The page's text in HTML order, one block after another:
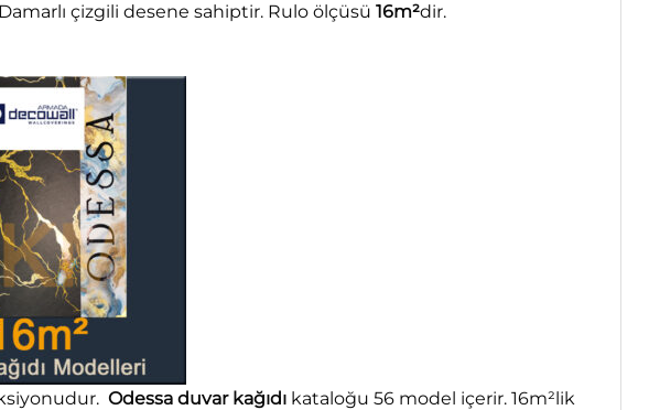
çizgili desene sahiptir. Rulo ölçüsü 16m²dir.
Odessa duvar kağıdı kataloğu 56 model içerir. 16m²lik